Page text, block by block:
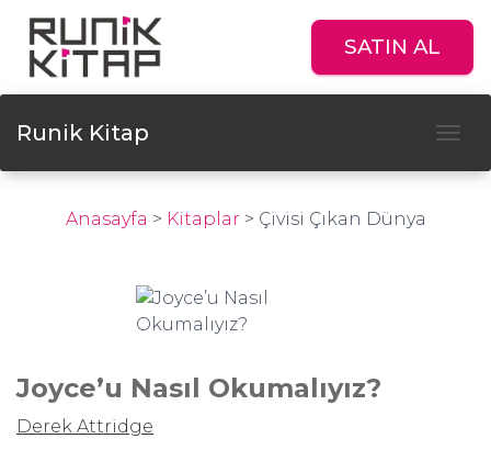
SATIN AL
Runik Kitap
Anasayfa > Kitaplar > Çivisi Çıkan Dünya
Joyce’u Nasıl Okumalıyız?
Derek Attridge